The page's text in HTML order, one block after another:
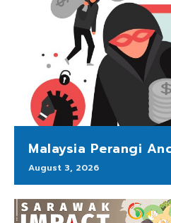
Malaysia Perangi
August 3, 2026